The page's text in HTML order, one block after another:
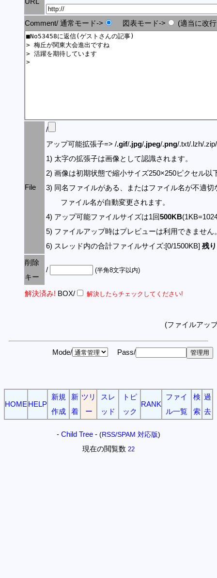
Comment/ 通常モード-> 図表モード-> (適当に改
File
/
アップ可能拡張子=> /.gif/.jpg/.jpeg/.png/.txt/.lzh/
1) 太字の拡張子は画像として認識されます。
2) 画像は初期状態で縮小サイズ250×250ピクセル以
3) 同名ファイルがある、またはファイル名が不適切
ファイル名が自動変更されます。
4) アップ可能ファイルサイズは1回500KB
5) ファイルアップ時はプレビューは利用できません
6) スレッド内の合計ファイルサイズ:[0/1500KB] 残
削除
キー
/ (半角8文字以内)
解決済み! BOX/ 解決したらチェックしてください!
(ファイルアッ
Mode/ Pass/
HOME HELP
新規
作成
新
着
ツリ
ー
スレ
ッド
トピ
ック
RANK
ファイ
ル一覧
検
索
過
去
- Child Tree - (RSS/SPAM 対応版)
現在の閲覧数 22